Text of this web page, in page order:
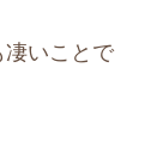
いことで